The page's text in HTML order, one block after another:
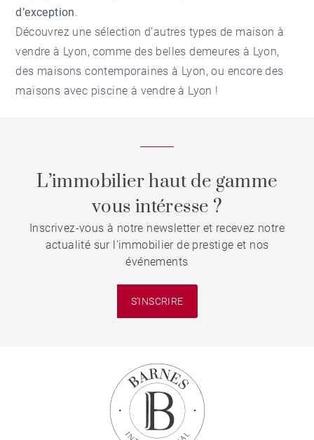
d’exception.
Découvrez une sélection d'autres types de maison à
vendre à Lyon, comme des belles demeures à Lyon,
des maisons contemporaines à Lyon, ou encore des
maisons avec piscine à vendre à Lyon !
L’immobilier haut de gamme
vous intéresse ?
Inscrivez-vous à notre newsletter et recevez notre
actualité sur l'immobilier de prestige et nos
événements
S'INSCRIRE